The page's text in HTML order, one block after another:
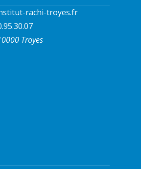
rachi-troyes.fr
Troyes